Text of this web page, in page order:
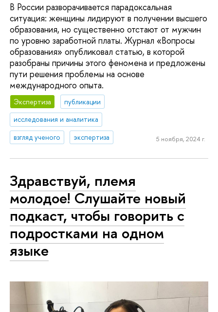
В России разворачивается парадоксальная
ситуация: женщины лидируют в получении высшего
образования, но существенно отстают от мужчин
по уровню заработной платы. Журнал «Вопросы
образования» опубликовал статью, в которой
разобраны причины этого феномена и предложены
пути решения проблемы на основе
международного опыта.
Экспертиза
публикации
исследования и аналитика
взгляд ученого
экспертиза 5 ноября, 2024 г.
Здравствуй, племя
молодое! Слушайте новый
подкаст, чтобы говорить с
подростками на одном
языке